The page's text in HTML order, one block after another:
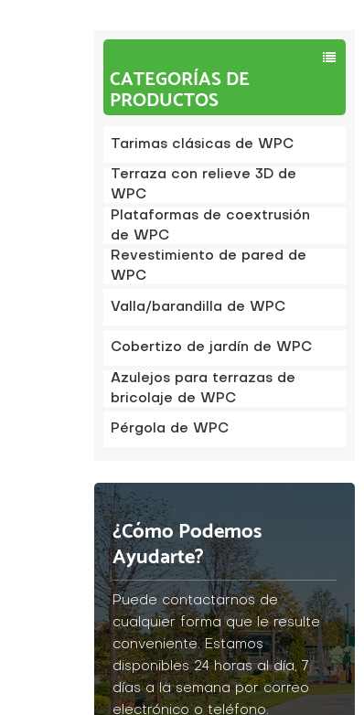
CATEGORÍAS DE
PRODUCTOS
Tarimas clásicas de WPC
Terraza con relieve 3D de
WPC
Plataformas de coextrusión
de WPC
Revestimiento de pared de
WPC
Valla/barandilla de WPC
Cobertizo de jardín de WPC
Azulejos para terrazas de
bricolaje de WPC
Pérgola de WPC
¿Cómo Podemos
Ayudarte?
Puede contactarnos de
cualquier forma que le resulte
conveniente. Estamos
disponibles 24 horas al día, 7
días a la semana por correo
electrónico o teléfono.